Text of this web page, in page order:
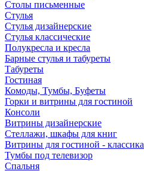
Столы письменные
Стулья
Стулья дизайнерские
Стулья классические
Полукресла и кресла
Барные стулья и табуреты
Табуреты
Гостиная
Комоды, Тумбы, Буфеты
Горки и витрины для гостиной
Консоли
Витрины дизайнерские
Стеллажи, шкафы для книг
Витрины для гостиной - классика
Тумбы под телевизор
Спальня